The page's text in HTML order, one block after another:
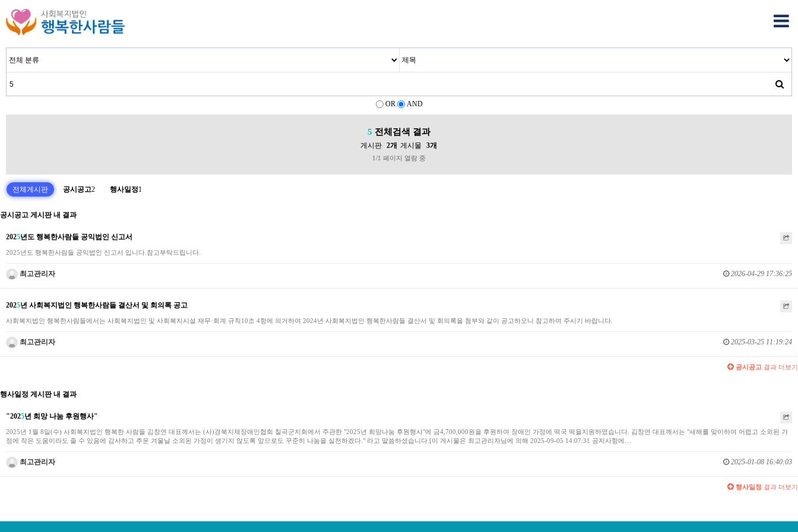
OR AND
5 전체검색 결과
게시판 2개 게시물 3개
1/1 페이지 열람 중
전체게시판 공시공고2 행사일정1
공시공고 게시판 내 결과
2025년도 행복한사람들 공익법인 신고서
2025년도 행복한사람들 공익법인 신고서 입니다.참고부탁드립니다.
최고관리자 2026-04-29 17:36:25
2025년 사회복지법인 행복한사람들 결산서 및 회의록 공고
사회복지법인 행복한사람들에서는 사회복지법인 및 사회복지시설 재무·회계 규칙10조 4항에 의거하여 2024년 사회복지법인 행복한사람들 결산서 및 회의록을 첨부와 같이 공고하오니 참고하여 주시기 바랍니다.
최고관리자 2025-03-25 11:19:24
공시공고 결과 더보기
행사일정 게시판 내 결과
"2025년 희망 나눔 후원행사"
2025년 1월 8일(수) 사회복지법인 행복한 사람들 김창연 대표께서는 (사)경북지체장애인협회 칠곡군지회에서 주관한 "2025년 희망나눔 후원행사"에 금4,700,000원을 후원하여 장애인 가정에 떡국 떡을지원하였습니다. 김창연 대표께서는 "새해를 맞이하여 어렵고 소외된 가
정에 작은 도움이라도 줄 수 있음에 감사하고 추운 겨울날 소외된 가정이 생기지 않도록 앞으로도 꾸준히 나눔을 실천하겠다." 라고 말씀하셨습니다.[이 게시물은 최고관리자님에 의해 2025-09-05 14:07:31 공지사항에…
최고관리자 2025-01-08 16:40:03
행사일정 결과 더보기